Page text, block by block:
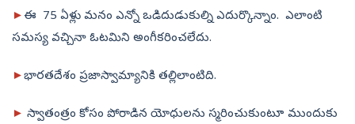
►ఈ 75 ఏళ్లు మనం ఎన్నో ఒడిదుడుకుల్ని ఎదుర్కొన్నాం. ఎలాంటి
సమస్య వచ్చినా ఓటమిని అంగీకరించలేదు.
►భారతదేశం ప్రజాస్వామ్యానికి తల్లిలాంటిది.
► స్వాతంత్రం కోసం పోరాడిన యోధులను స్మరించుకుంటూ ముందుకు